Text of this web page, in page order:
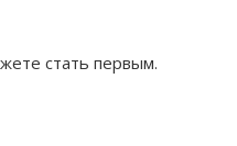
стать первым.